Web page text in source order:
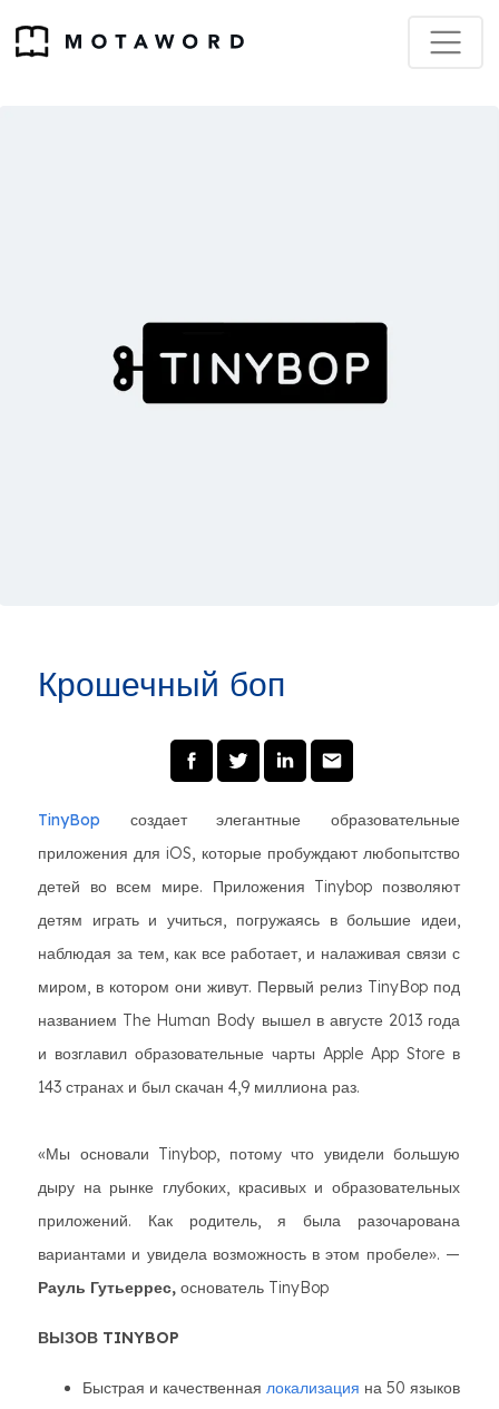
Крошечный боп
TinyBop создает элегантные образовательные
приложения для iOS, которые пробуждают любопытство
детей во всем мире. Приложения Tinybop позволяют
детям играть и учиться, погружаясь в большие идеи,
наблюдая за тем, как все работает, и налаживая связи с
миром, в котором они живут. Первый релиз TinyBop под
названием The Human Body вышел в августе 2013 года
и возглавил образовательные чарты Apple App Store в
143 странах и был скачан 4,9 миллиона раз.
«Мы основали Tinybop, потому что увидели большую
дыру на рынке глубоких, красивых и образовательных
приложений. Как родитель, я была разочарована
вариантами и увидела возможность в этом пробеле». —
Рауль Гутьеррес, основатель TinyBop
ВЫЗОВ TINYBOP
Быстрая и качественная локализация на 50 языков